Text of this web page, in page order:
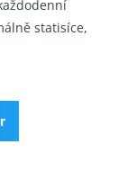
statisíce,